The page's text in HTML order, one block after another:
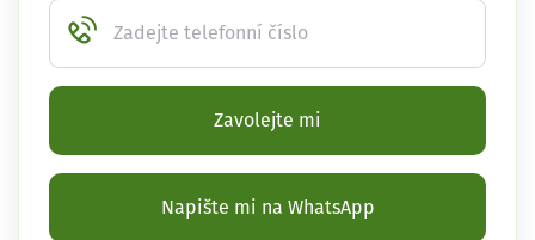
Zadejte telefonní číslo
Zavolejte mi
Napište mi na WhatsApp